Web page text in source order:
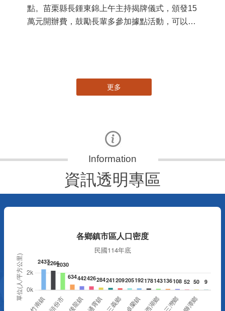
點。苗栗縣長鍾東錦上午主持揭牌儀式，頒發15
萬元開辦費，鼓勵長輩多參加據點活動，可以更
更多
資訊透明專區